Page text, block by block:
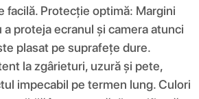
facilă. Protecție optimă: Margini
proteja ecranul și camera atunci
plasat pe suprafețe dure.
la zgârieturi, uzură și pete,
impecabil pe termen lung. Culori